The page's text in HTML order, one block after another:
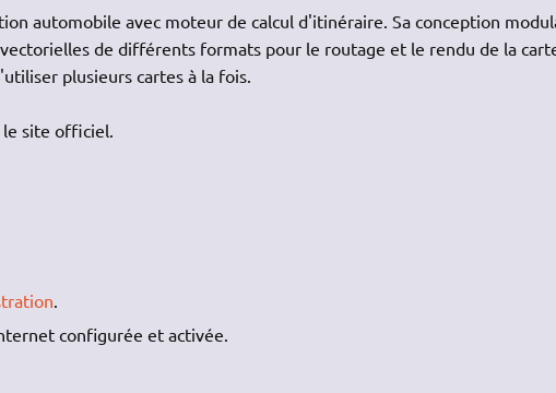
automobile avec moteur de calcul d'itinéraire. Sa conception
de différents formats pour le routage et le rendu de la
plusieurs cartes à la fois.
site officiel.
configurée et activée.